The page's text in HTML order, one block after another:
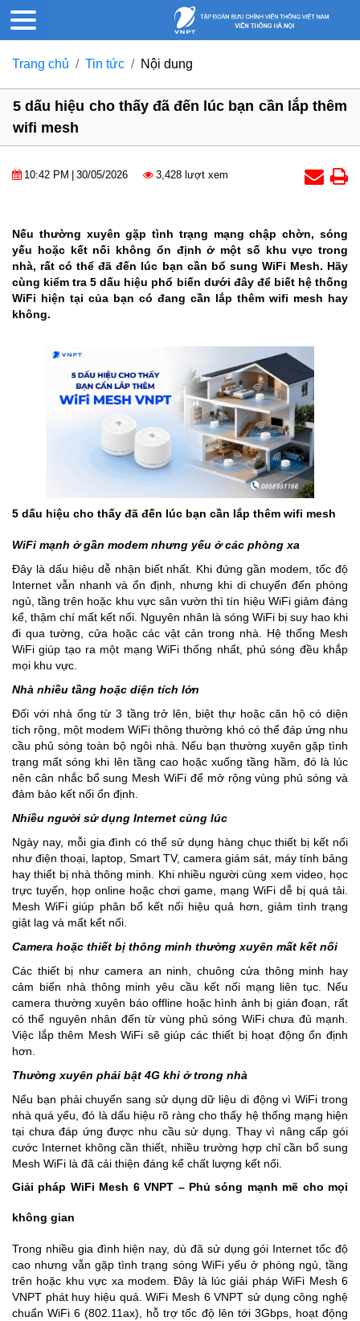
Trang chủ Tin tức Nội dung
5 dấu hiệu cho thấy đã đến lúc bạn cần lắp thêm
wifi mesh
10:42 PM 30/05/2026 3,428 lượt xem
Nếu thường xuyên gặp tình trạng mạng chập chờn, sóng
yếu hoặc kết nối không ổn định ở một số khu vực trong
nhà, rất có thể đã đến lúc bạn cần bổ sung WiFi Mesh. Hãy
cùng kiểm tra 5 dấu hiệu phổ biến dưới đây để biết hệ thống
WiFi hiện tại của bạn có đang cần lắp thêm wifi mesh hay
không.
5 dấu hiệu cho thấy đã đến lúc bạn cần lắp thêm wifi mesh
WiFi mạnh ở gần modem nhưng yếu ở các phòng xa
Đây là dấu hiệu dễ nhận biết nhất. Khi đứng gần modem, tốc độ
Internet vẫn nhanh và ổn định, nhưng khi di chuyển đến phòng
ngủ, tầng trên hoặc khu vực sân vườn thì tín hiệu WiFi giảm đáng
kể, thậm chí mất kết nối. Nguyên nhân là sóng WiFi bị suy hao khi
đi qua tường, cửa hoặc các vật cản trong nhà. Hệ thống Mesh
WiFi giúp tạo ra một mạng WiFi thống nhất, phủ sóng đều khắp
mọi khu vực.
Nhà nhiều tầng hoặc diện tích lớn
Đối với nhà ống từ 3 tầng trở lên, biệt thự hoặc căn hộ có diện
tích rộng, một modem WiFi thông thường khó có thể đáp ứng nhu
cầu phủ sóng toàn bộ ngôi nhà. Nếu bạn thường xuyên gặp tình
trạng mất sóng khi lên tầng cao hoặc xuống tầng hầm, đó là lúc
nên cân nhắc bổ sung Mesh WiFi để mở rộng vùng phủ sóng và
đảm bảo kết nối ổn định.
Nhiều người sử dụng Internet cùng lúc
Ngày nay, mỗi gia đình có thể sử dụng hàng chục thiết bị kết nối
như điện thoại, laptop, Smart TV, camera giám sát, máy tính bảng
hay thiết bị nhà thông minh. Khi nhiều người cùng xem video, học
trực tuyến, họp online hoặc chơi game, mạng WiFi dễ bị quá tải.
Mesh WiFi giúp phân bổ kết nối hiệu quả hơn, giảm tình trạng
giật lag và mất kết nối.
Camera hoặc thiết bị thông minh thường xuyên mất kết nối
Các thiết bị như camera an ninh, chuông cửa thông minh hay
cảm biến nhà thông minh yêu cầu kết nối mạng liên tục. Nếu
camera thường xuyên báo offline hoặc hình ảnh bị gián đoạn, rất
có thể nguyên nhân đến từ vùng phủ sóng WiFi chưa đủ mạnh.
Việc lắp thêm Mesh WiFi sẽ giúp các thiết bị hoạt động ổn định
hơn.
Thường xuyên phải bật 4G khi ở trong nhà
Nếu bạn phải chuyển sang sử dụng dữ liệu di động vì WiFi trong
nhà quá yếu, đó là dấu hiệu rõ ràng cho thấy hệ thống mạng hiện
tại chưa đáp ứng được nhu cầu sử dụng. Thay vì nâng cấp gói
cước Internet không cần thiết, nhiều trường hợp chỉ cần bổ sung
Mesh WiFi là đã cải thiện đáng kể chất lượng kết nối.
Giải pháp WiFi Mesh 6 VNPT – Phủ sóng mạnh mẽ cho mọi
không gian
Trong nhiều gia đình hiện nay, dù đã sử dụng gói Internet tốc độ
cao nhưng vẫn gặp tình trạng sóng WiFi yếu ở phòng ngủ, tầng
trên hoặc khu vực xa modem. Đây là lúc giải pháp WiFi Mesh 6
VNPT phát huy hiệu quả. WiFi Mesh 6 VNPT sử dụng công nghệ
chuẩn WiFi 6 (802.11ax), hỗ trợ tốc độ lên tới 3Gbps, hoạt động